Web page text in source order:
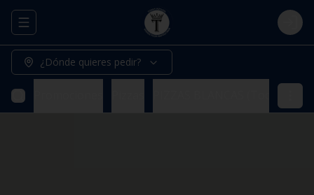
Abrir menu de navegación Login
¿Dónde quieres pedir?